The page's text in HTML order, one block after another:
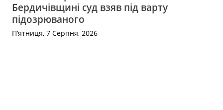
Бердичівщині суд взяв під варту
підозрюваного
П’ятниця, 7 Серпня, 2026